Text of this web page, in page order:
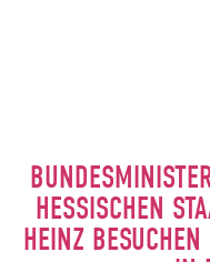
HESSISCHEN
HEINZ